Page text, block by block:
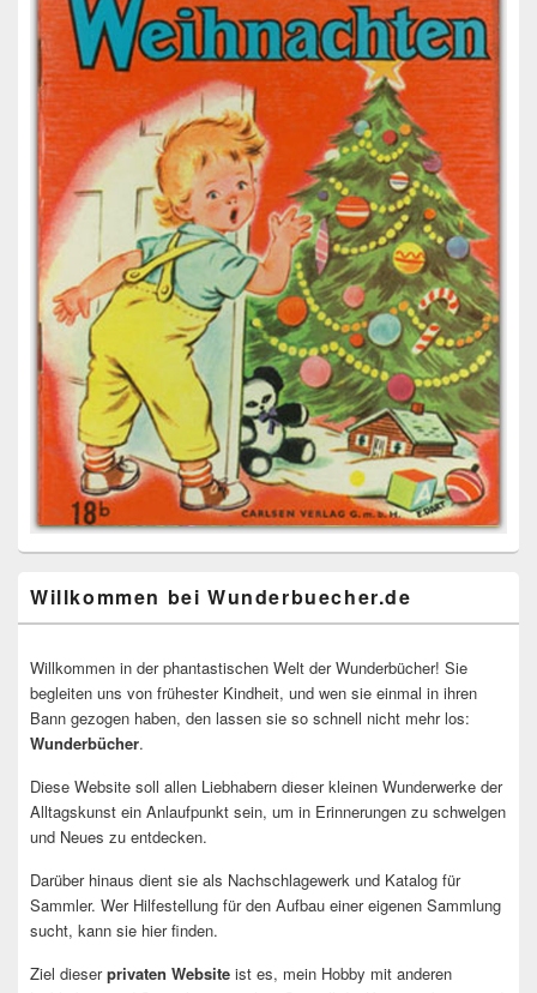
Willkommen bei Wunderbuecher.de
Willkommen in der phantastischen Welt der Wunderbücher! Sie
begleiten uns von frühester Kindheit, und wen sie einmal in ihren
Bann gezogen haben, den lassen sie so schnell nicht mehr los:
Wunderbücher.
Diese Website soll allen Liebhabern dieser kleinen Wunderwerke der
Alltagskunst ein Anlaufpunkt sein, um in Erinnerungen zu schwelgen
und Neues zu entdecken.
Darüber hinaus dient sie als Nachschlagewerk und Katalog für
Sammler. Wer Hilfestellung für den Aufbau einer eigenen Sammlung
sucht, kann sie hier finden.
Ziel dieserprivaten Website ist es, mein Hobby mit anderen